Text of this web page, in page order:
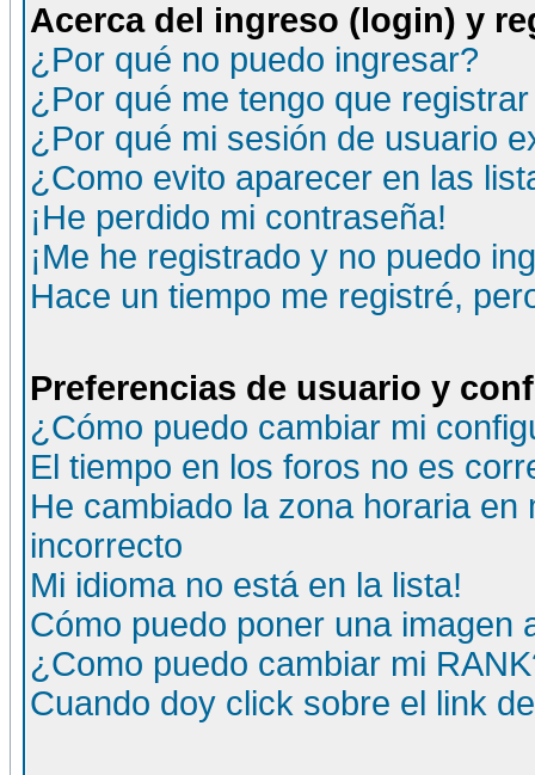
Acerca del ingreso (login) y
¿Por qué no puedo ingresar?
¿Por qué me tengo que
¿Por qué mi sesión de usuario
¿Como evito aparecer en las
¡He perdido mi contraseña!
¡Me he registrado y no puedo
Hace un tiempo me registré,
Preferencias de usuario y
¿Cómo puedo cambiar mi
El tiempo en los foros no es
He cambiado la zona horaria
incorrecto
Mi idioma no está en la lista!
Cómo puedo poner una imagen
¿Como puedo cambiar mi
Cuando doy click sobre el link